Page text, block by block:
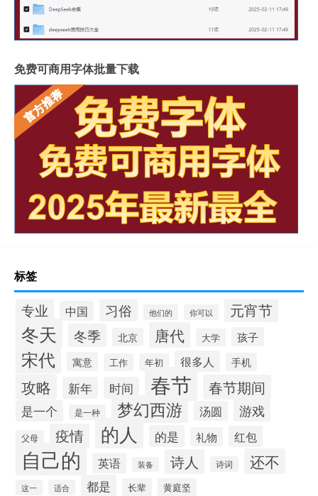
免费可商用字体批量下载
标签
专业 中国 习俗 他们的 你可以 元宵节
冬天 冬季 北京 唐代 大学 孩子
宋代 寓意 工作 年初 很多人 手机
攻略 新年 时间 春节 春节期间
是一个 是一种 梦幻西游 汤圆 游戏
父母 疫情 的人 的是 礼物 红包
自己的 英语 装备 诗人 诗词 还不
这一 适合 都是 长辈 黄庭坚